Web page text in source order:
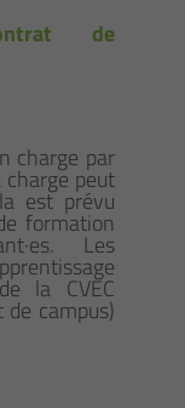
de
charge par
peut
est prévu
formation
Les
la CVEC
campus)